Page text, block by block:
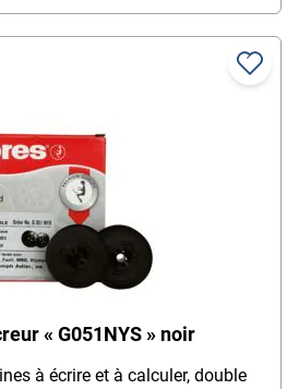
« G051NYS » noir
à écrire et à calculer, double